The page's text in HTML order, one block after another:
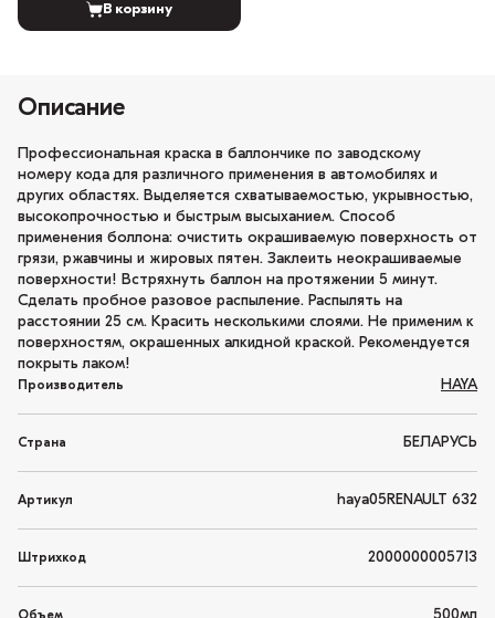
В корзину
Описание
Профессиональная краска в баллончике по заводскому
номеру кода для различного применения в автомобилях и
других областях. Выделяется схватываемостью, укрывностью,
высокопрочностью и быстрым высыханием. Способ
применения боллона: очистить окрашиваемую поверхность от
грязи, ржавчины и жировых пятен. Заклеить неокрашиваемые
поверхности! Встряхнуть баллон на протяжении 5 минут.
Сделать пробное разовое распыление. Распылять на
расстоянии 25 см. Красить несколькими слоями. Не применим к
поверхностям, окрашенных алкидной краской. Рекомендуется
покрыть лаком!
Производитель HAYA
Страна БЕЛАРУСЬ
Артикул haya05RENAULT 632
Штрихкод 2000000005713